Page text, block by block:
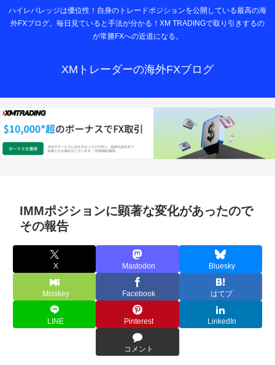
ハイレバレッジは優位性！自身のトレードポジションを公開している最高の海
外FXブログ。毎日見ていると手法が分かる！XM TRADINGで取り引きするの
が常勝FXへの近道になる。
XMトレーダーの海外FXブログ
IMMポジションに顕著な変化があったので
その報告
X Mastodon Bluesky
Misskey Facebook はてブ
LINE Pinterest LinkedIn
コメント